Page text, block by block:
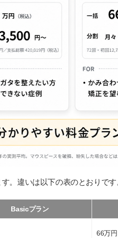
。違いは以下の表のとおりです
Basicプラン
66万円